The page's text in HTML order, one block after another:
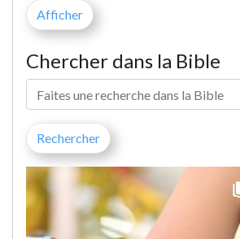
Chercher dans la Bible